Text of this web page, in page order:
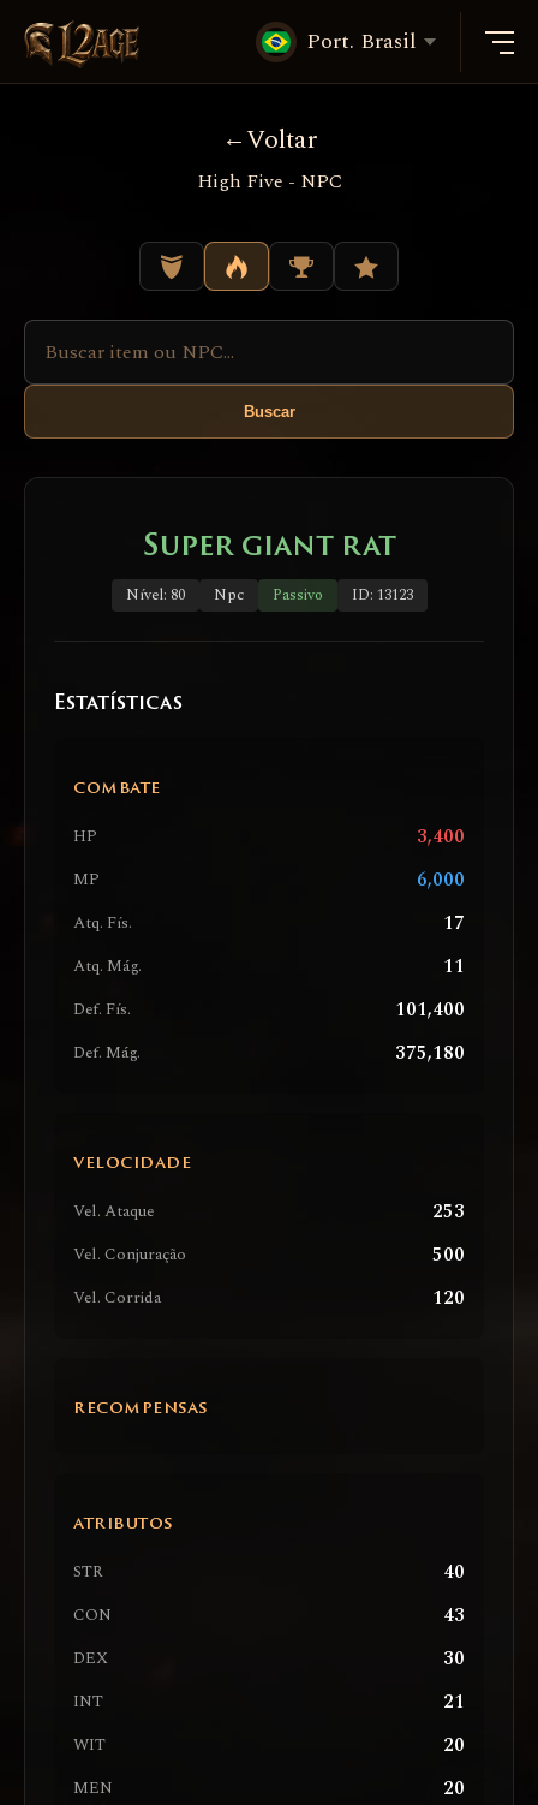
Port. Brasil
Voltar
High Five - NPC
Buscar
Super giant rat
Nível: 80 Npc Passivo ID: 13123
Estatísticas
COMBATE
HP 3,400
MP 6,000
Atq. Fís. 17
Atq. Mág. 11
Def. Fís. 101,400
Def. Mág. 375,180
VELOCIDADE
Vel. Ataque 253
Vel. Conjuração 500
Vel. Corrida 120
RECOMPENSAS
ATRIBUTOS
STR 40
CON 43
DEX 30
INT 21
WIT 20
MEN 20